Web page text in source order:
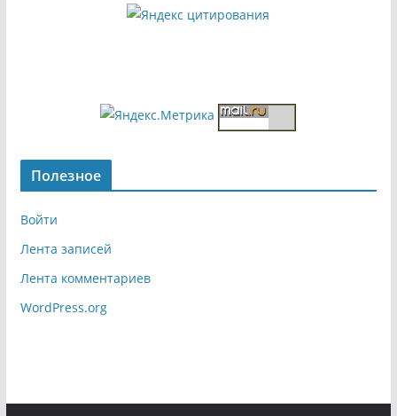
Полезное
Войти
Лента записей
Лента комментариев
WordPress.org